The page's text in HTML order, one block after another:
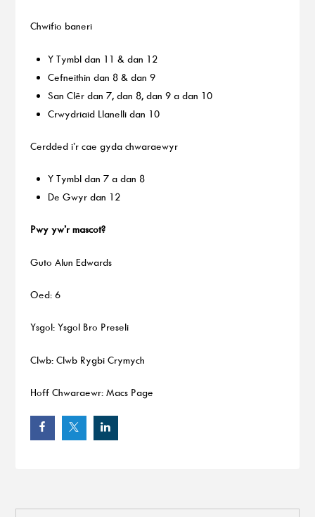
Chwifio baneri
Y Tymbl dan 11 & dan 12
Cefneithin dan 8 & dan 9
San Clêr dan 7, dan 8, dan 9 a dan 10
Crwydriaid Llanelli dan 10
Cerdded i’r cae gyda chwaraewyr
Y Tymbl dan 7 a dan 8
De Gwyr dan 12
Pwy yw’r mascot?
Guto Alun Edwards
Oed: 6
Ysgol: Ysgol Bro Preseli
Clwb: Clwb Rygbi Crymych
Hoff Chwaraewr: Macs Page